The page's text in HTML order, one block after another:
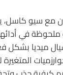
مع سيو كاسل،
في
ميديا بشكل